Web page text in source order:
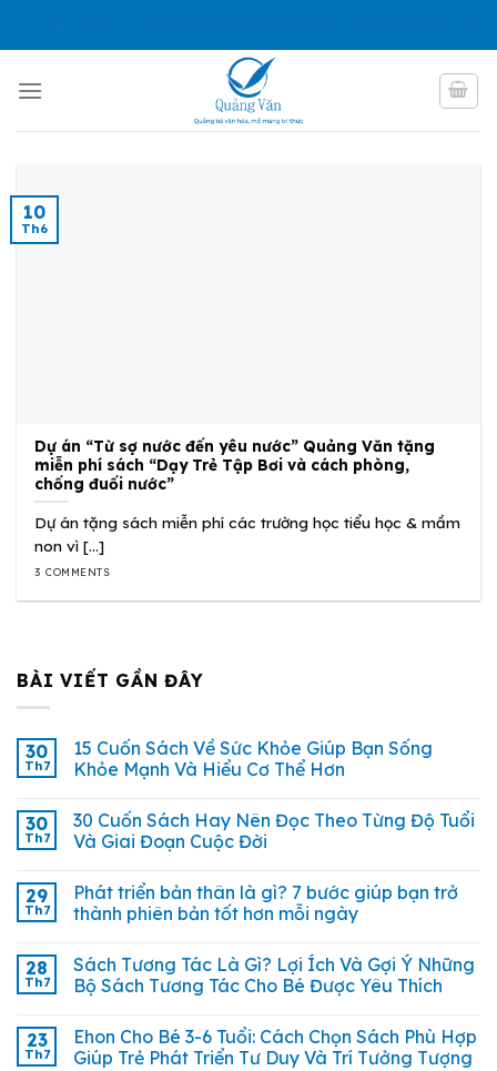
Dự án “Từ sợ nước đến yêu nước” Quảng Văn tặng
miễn phí sách “Dạy Trẻ Tập Bơi và cách phòng,
chống đuối nước”
Dự án tặng sách miễn phí các trường học tiểu học & mầm
non vì [...]
3 COMMENTS
10
Th6
BÀI VIẾT GẦN ĐÂY
30
Th7
15 Cuốn Sách Về Sức Khỏe Giúp Bạn Sống
Khỏe Mạnh Và Hiểu Cơ Thể Hơn
30
Th7
30 Cuốn Sách Hay Nên Đọc Theo Từng Độ Tuổi
Và Giai Đoạn Cuộc Đời
29
Th7
Phát triển bản thân là gì? 7 bước giúp bạn trở
thành phiên bản tốt hơn mỗi ngày
28
Th7
Sách Tương Tác Là Gì? Lợi Ích Và Gợi Ý Những
Bộ Sách Tương Tác Cho Bé Được Yêu Thích
23
Th7
Ehon Cho Bé 3-6 Tuổi: Cách Chọn Sách Phù Hợp
Giúp Trẻ Phát Triển Tư Duy Và Trí Tưởng Tượng